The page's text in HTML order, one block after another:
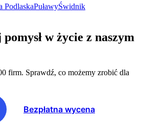
PodlaskaPuławyŚwidnik
w życie z naszym
firm. Sprawdź, co możemy zrobić dla
Bezpłatna wycena